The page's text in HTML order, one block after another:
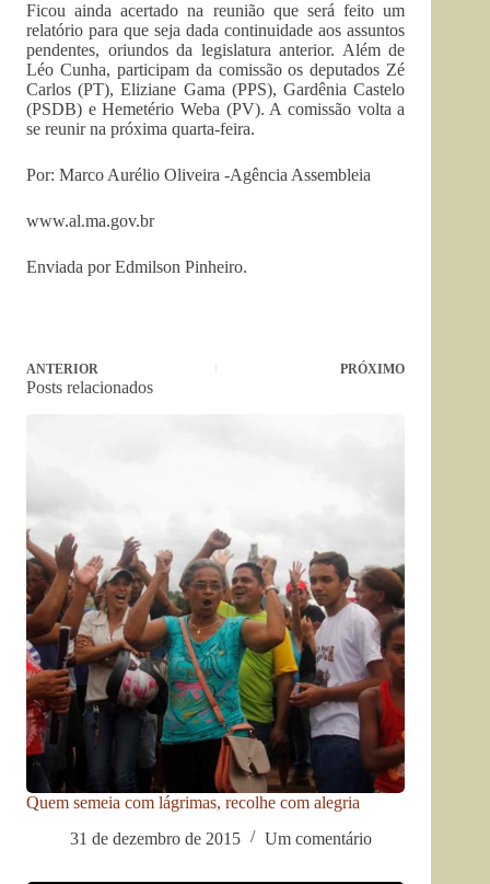
Ficou ainda acertado na reunião que será feito um
relatório para que seja dada continuidade aos assuntos
pendentes, oriundos da legislatura anterior. Além de
Léo Cunha, participam da comissão os deputados Zé
Carlos (PT), Eliziane Gama (PPS), Gardênia Castelo
(PSDB) e Hemetério Weba (PV). A comissão volta a
se reunir na próxima quarta-feira.
Por: Marco Aurélio Oliveira -Agência Assembleia
www.al.ma.gov.br
Enviada por Edmilson Pinheiro.
ANTERIOR PRÓXIMO
Posts relacionados
Quem semeia com lágrimas, recolhe com alegria
31 de dezembro de 2015
Um comentário